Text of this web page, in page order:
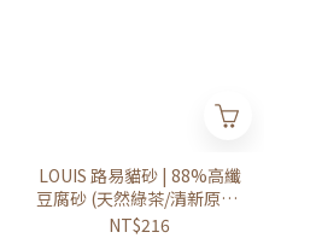
LOUIS 路易貓砂 | 88%高纖
豆腐砂 (天然綠茶/清新原味/
茉莉真花)
NT$216